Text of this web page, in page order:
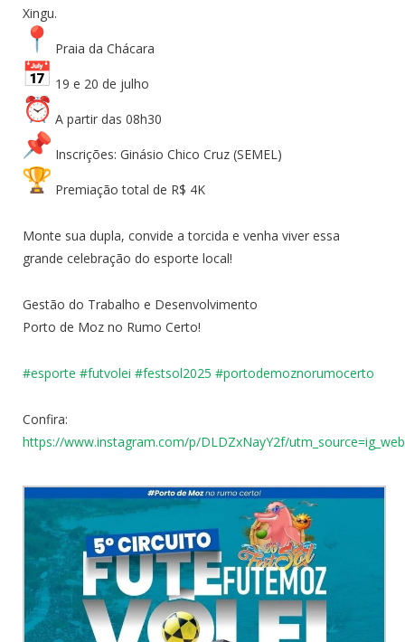
Xingu.
Praia da Chácara
19 e 20 de julho
A partir das 08h30
Inscrições: Ginásio Chico Cruz (SEMEL)
Premiação total de R$ 4K
Monte sua dupla, convide a torcida e venha viver essa
grande celebração do esporte local!
Gestão do Trabalho e Desenvolvimento
Porto de Moz no Rumo Certo!
#esporte #futvolei #festsol2025 #portodemoznorumocerto
Confira:
https://www.instagram.com/p/DLDZxNayY2f/